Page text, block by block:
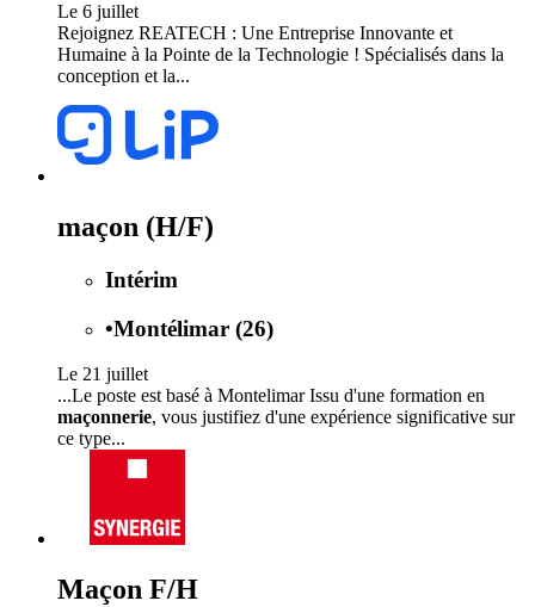
Le 6 juillet
Rejoignez REATECH : Une Entreprise Innovante et
Humaine à la Pointe de la Technologie ! Spécialisés dans la
conception et la...
maçon (H/F)
Intérim
•Montélimar (26)
Le 21 juillet
...Le poste est basé à Montelimar Issu d'une formation en
maçonnerie, vous justifiez d'une expérience significative sur
ce type...
Maçon F/H